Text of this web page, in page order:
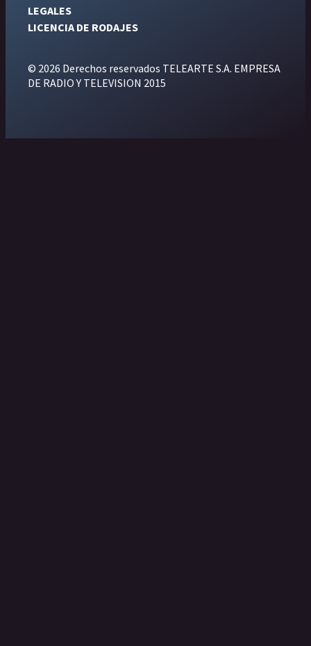
LEGALES
LICENCIA DE RODAJES
© 2026 Derechos reservados TELEARTE S.A. EMPRESA
DE RADIO Y TELEVISION 2015